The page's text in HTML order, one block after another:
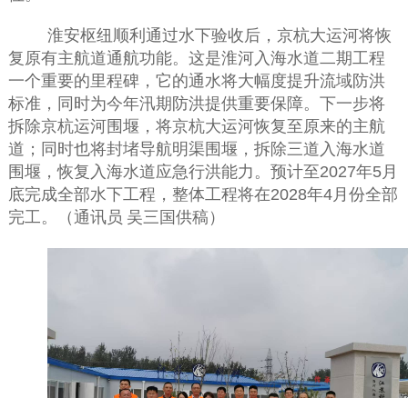
淮安枢纽顺利通过水下验收后，京杭大运河将恢
复原有主航道通航功能。这是淮河入海水道二期工程
一个重要的里程碑，它的通水将大幅度提升流域防洪
标准，同时为今年汛期防洪提供重要保障。下一步将
拆除京杭运河围堰，将京杭大运河恢复至原来的主航
道； 同时也将封堵导航明渠围堰，拆除三道入海水道
围堰，恢复入海水道应急行洪能力。预计至2027年5月
底完成全部水下工程，整体工程将在2028年4月份全部
完工。（通讯员 吴三国供稿）